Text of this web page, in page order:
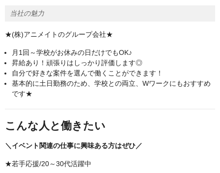
当社の魅力
★(株)アニメイトのグループ会社★
月1回～学校がお休みの日だけでもOK♪
昇給あり！頑張りはしっかり評価します◎
自分で好きな案件を選んで働くことができます！
基本的に土日勤務のため、学校との両立、Wワークにもおすすめ
です★
こんな人と働きたい
＼イベント関連の仕事に興味ある方はぜひ／
★若手応援/20～30代活躍中